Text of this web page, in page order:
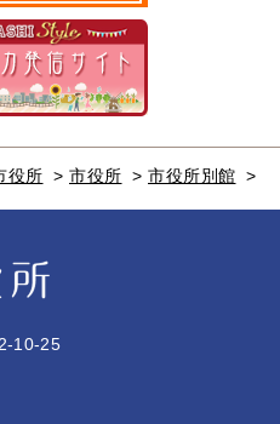
役所 > 市役所 > 市役所別館 >
10-25